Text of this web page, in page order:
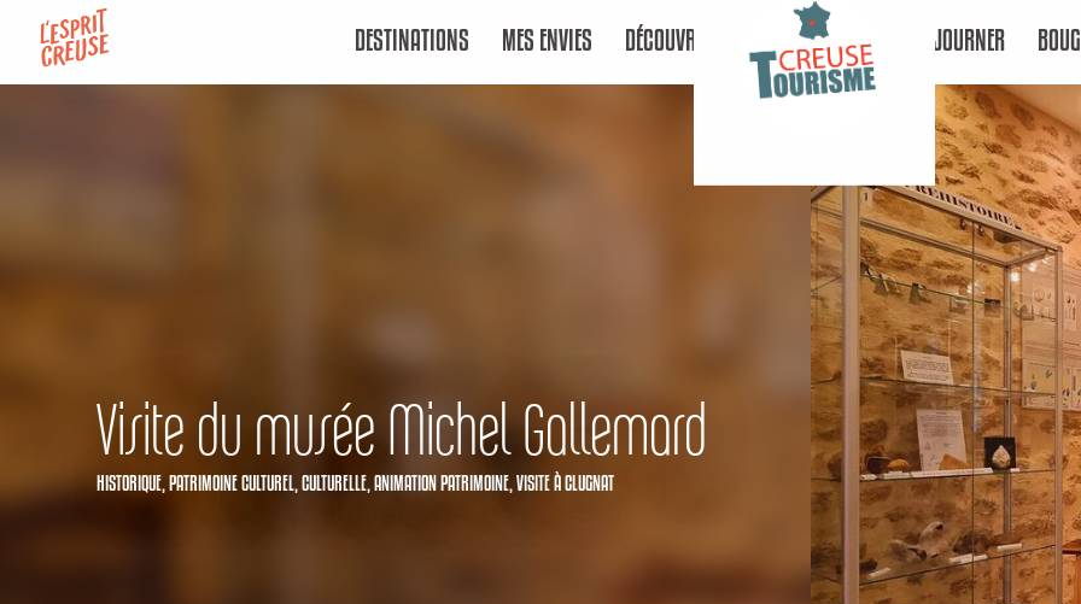
contenu
DESTINATIONS MES ENVIES DÉCOUVRIR SÉJOURNER
Visite du musée Michel Gallemard
HISTORIQUE, PATRIMOINE CULTUREL, CULTURELLE, ANIMATION PATRIMOINE, VISITEÀ CLUGNAT